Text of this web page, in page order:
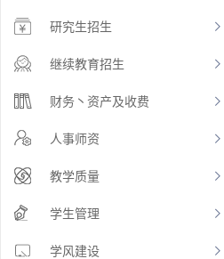
研究生招生
继续教育招生
财务丶资产及收费
人事师资
教学质量
学生管理
学风建设